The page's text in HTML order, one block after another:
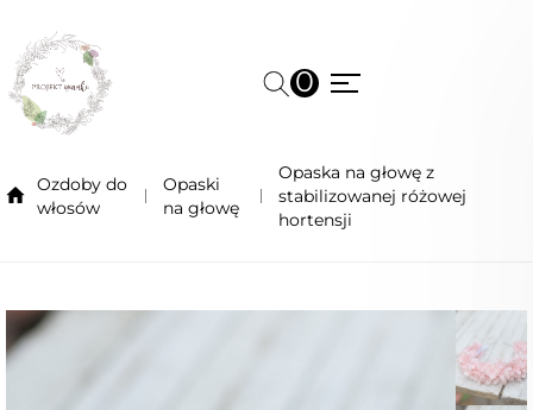
0
Ozdoby do
włosów
Opaski
na głowę
Opaska na głowę z
stabilizowanej różowej
hortensji